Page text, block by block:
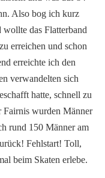
Also bog ich kurz
das Flatterband
erreichen und schon
erreichte ich den
verwandelten sich
hatte, schnell zu
Fairnis wurden Männer
rund 150 Männer am
Fehlstart! Toll,
beim Skaten erlebe.